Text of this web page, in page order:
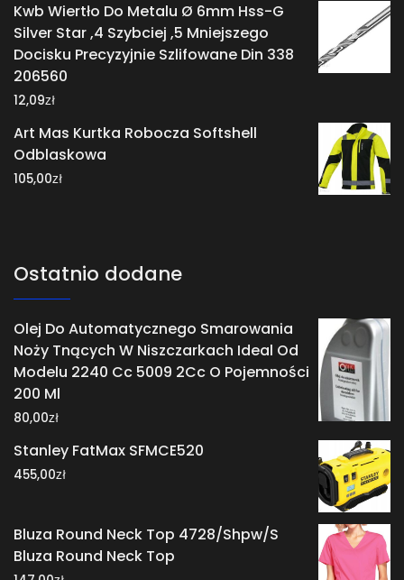
Kwb Wiertło Do Metalu Ø 6mm Hss-G
Silver Star ,4 Szybciej ,5 Mniejszego
Docisku Precyzyjnie Szlifowane Din 338
206560
12,09zł
Art Mas Kurtka Robocza Softshell
Odblaskowa
105,00zł
Ostatnio dodane
Olej Do Automatycznego Smarowania
Noży Tnących W Niszczarkach Ideal Od
Modelu 2240 Cc 5009 2Cc O Pojemności
200 Ml
80,00zł
Stanley FatMax SFMCE520
455,00zł
Bluza Round Neck Top 4728/Shpw/S
Bluza Round Neck Top